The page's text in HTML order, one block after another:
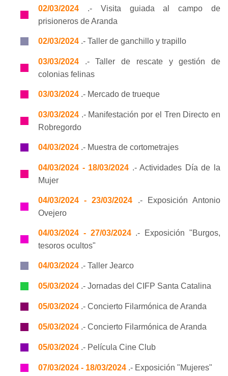
02/03/2024 .- Visita guiada al campo de
prisioneros de Aranda
02/03/2024 .- Taller de ganchillo y trapillo
03/03/2024 .- Taller de rescate y gestión de
colonias felinas
03/03/2024 .- Mercado de trueque
03/03/2024 .- Manifestación por el Tren Directo en
Robregordo
04/03/2024 .- Muestra de cortometrajes
04/03/2024 - 18/03/2024 .- Actividades Día de la
Mujer
04/03/2024 - 23/03/2024 .- Exposición Antonio
Ovejero
04/03/2024 - 27/03/2024.- Exposición "Burgos,
tesoros ocultos"
04/03/2024 .- Taller Jearco
05/03/2024 .- Jornadas del CIFP Santa Catalina
05/03/2024 .- Concierto Filarmónica de Aranda
05/03/2024 .- Concierto Filarmónica de Aranda
05/03/2024 .- Película Cine Club
07/03/2024 - 18/03/2024 .- Exposición "Mujeres"